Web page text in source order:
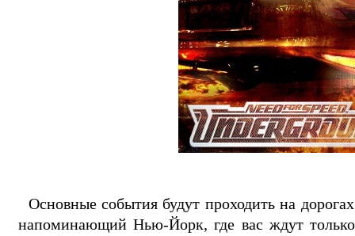
Основные события будут проходить на
напоминающий Нью-Йорк, где вас ждут